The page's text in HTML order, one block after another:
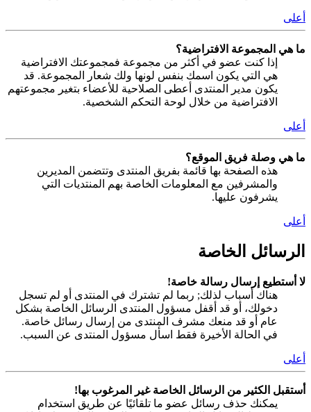
أعلى
ما هي المجموعة الافتراضية؟
إذا كنت عضو في أكثر من مجموعة فمجموعتك الافتراضية
هي التي يكون اسمك بنفس لونها ولك شعار المجموعة. قد
يكون مدير المنتدى أعطى الصلاحية للأعضاء بتغير مجموعتهم
الافتراضية من خلال لوحة التحكم الشخصية.
أعلى
ما هي وصلة فريق الموقع؟
هذه الصفحة بها قائمة بفريق المنتدى وتتضمن المديرين
والمشرفين مع المعلومات الخاصة بهم المنتديات التي
يشرفون عليها.
أعلى
الرسائل الخاصة
لا أستطيع إرسال رسالة خاصة!
هناك أسباب لذلك; ربما لم تشترك في المنتدى أو لم تسجل
دخولك، أو قد أقفل مسؤول المنتدى الرسائل الخاصة بشكل
عام أو قد منعك مشرف المنتدى من إرسال رسائل خاصة.
في الحالة الأخيرة فقط اسأل مسؤول المنتدى عن السبب.
أعلى
أستقبل الكثير من الرسائل الخاصة غير المرغوب بها!
يمكنك حذف رسائل عضو ما تلقائيًا عن طريق استخدام